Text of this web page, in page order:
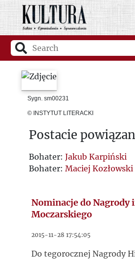
Sygn. sm00231
© INSTYTUT LITERACKI
Postacie
Bohater: Jakub Karpiński
Bohater: Maciej Kozłowski
Nominacje do Nagrody
Moczarskiego
2015-11-28 17:54:05
Do tegorocznej Nagrody